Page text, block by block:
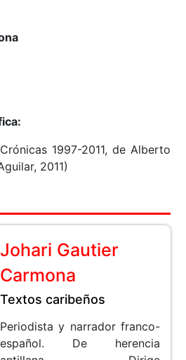
1997-2011, de Alberto
2011)
Johari Gautier
Carmona
Textos caribeños
Periodista y narrador franco-
español. De herencia